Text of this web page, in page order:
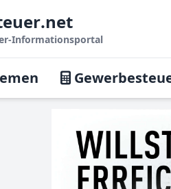
.net
Informationsportal